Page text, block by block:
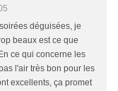
déguisées, je
beaux est ce que
ce qui concerne les
l'air très bon pour les
excellents, ça promet